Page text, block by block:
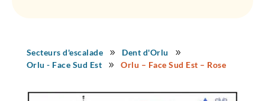
Secteurs d'escalade 9 Dent d'Orlu 9
Orlu - Face Sud Est 9 Orlu – Face Sud Est – Rose